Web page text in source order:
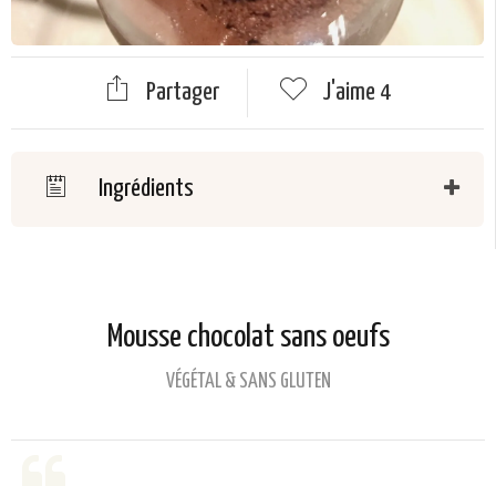
Partager J'aime 4
Ingrédients
Mousse chocolat sans oeufs
VÉGÉTAL & SANS GLUTEN